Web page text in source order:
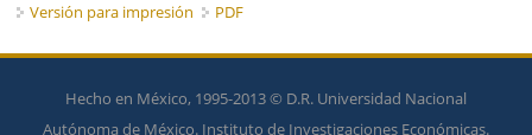
Versión para impresión PDF
Hecho en México, 1995-2013 © D.R. Universidad Nacional
Autónoma de México. Instituto de Investigaciones Económicas.